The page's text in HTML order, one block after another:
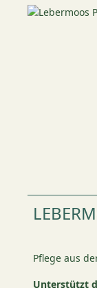
Pflege aus
Unterstützt